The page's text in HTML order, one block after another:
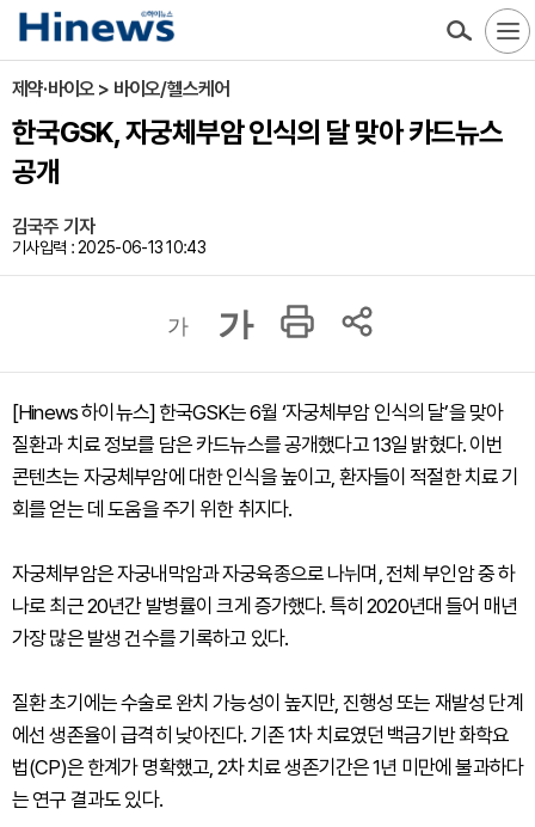
제약·바이오 > 바이오/헬스케어
한국GSK, 자궁체부암 인식의 달 맞아 카드뉴스
공개
김국주 기자
기사입력 : 2025-06-13 10:43
가 가
[Hinews 하이뉴스] 한국GSK는 6월 ‘자궁체부암 인식의 달’을 맞아
질환과 치료 정보를 담은 카드뉴스를 공개했다고 13일 밝혔다. 이번
콘텐츠는 자궁체부암에 대한 인식을 높이고, 환자들이 적절한 치료 기
회를 얻는 데 도움을 주기 위한 취지다.
자궁체부암은 자궁내막암과 자궁육종으로 나뉘며, 전체 부인암 중 하
나로 최근 20년간 발병률이 크게 증가했다. 특히 2020년대 들어 매년
가장 많은 발생 건수를 기록하고 있다.
질환 초기에는 수술로 완치 가능성이 높지만, 진행성 또는 재발성 단계
에선 생존율이 급격히 낮아진다. 기존 1차 치료였던 백금기반 화학요
법(CP)은 한계가 명확했고, 2차 치료 생존기간은 1년 미만에 불과하다
는 연구 결과도 있다.